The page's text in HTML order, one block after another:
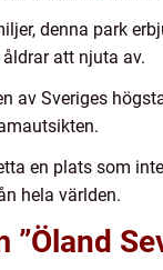
denna park
att njuta av.
av Sveriges
en plats som
hela världen.